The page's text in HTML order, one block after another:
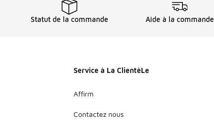
Statut de la commande Aide à la commande
Service à La ClientèLe
Affirm
Contactez nous